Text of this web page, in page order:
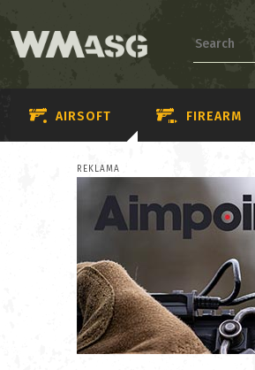
AIRSOFT FIREARM
REKLAMA